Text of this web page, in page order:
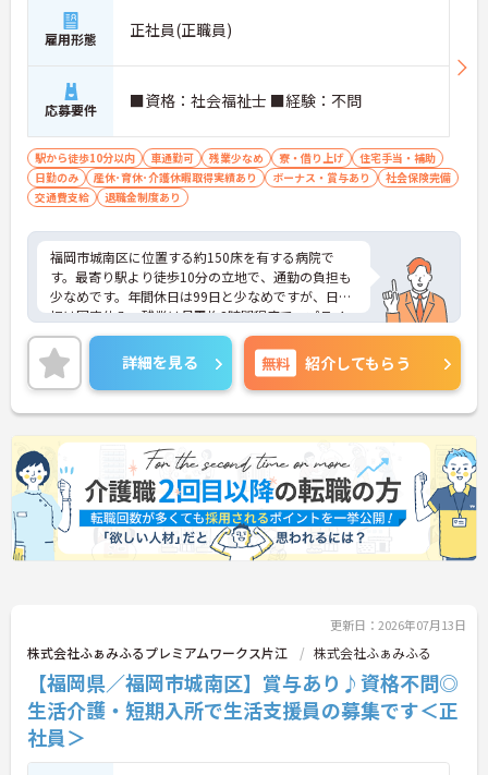
雇用形態 正社員(正職員)
応募要件 ■資格：社会福祉士 ■経験：不問
駅から徒歩10分以内 車通勤可 残業少なめ 寮・借り上げ
住宅手当・補助
日勤のみ
産休･育休･介護休暇取得実績あり ボーナス・賞与あり
社会保険完備
交通費支給
退職金制度あり
福岡市城南区に位置する約150床を有する病院で
す。最寄り駅より徒歩10分の立地で、通勤の負担も
少なめです。年間休日は99日と少なめですが、日・
祝は固定休み、残業は月平均3時間程度で、プライ
ベートとの両立もしやすい環境です。充実した福利
厚生も魅力♪ご興味のある方には、面接対策ポイン
トなど、さらに詳細をお話しいたしますのでお気軽
にご相談ください！
詳細を見る 無料 紹介してもらう
更新日：2026年07月13日
株式会社ふぁみふるプレミアムワークス片江 株式会社ふぁみふる
【福岡県／福岡市城南区】賞与あり♪資格不問◎
生活介護・短期入所で生活支援員の募集です＜正
社員＞